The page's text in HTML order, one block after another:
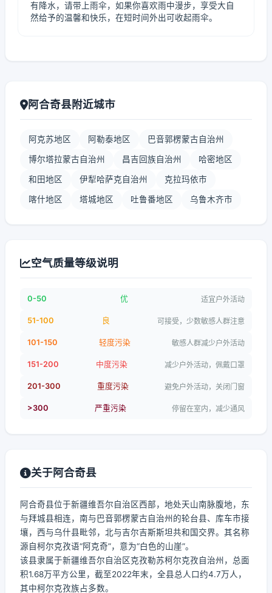
有降水，请带上雨伞，如果你喜欢雨中漫步，享受大自
然给予的温馨和快乐，在短时间外出可收起雨伞。
阿合奇县附近城市
阿克苏地区 阿勒泰地区 巴音郭楞蒙古自治州
博尔塔拉蒙古自治州 昌吉回族自治州 哈密地区
和田地区 伊犁哈萨克自治州 克拉玛依市
喀什地区 塔城地区 吐鲁番地区 乌鲁木齐市
空气质量等级说明
0-50 优 适宜户外活动
51-100 良 可接受，少数敏感人群注意
101-150 轻度污染 敏感人群减少户外活动
151-200 中度污染 减少户外活动，佩戴口罩
201-300 重度污染 避免户外活动，关闭门窗
>300 严重污染 停留在室内，减少通风
关于阿合奇县
阿合奇县位于新疆维吾尔自治区西部，地处天山南脉腹地，东
与拜城县相连，南与巴音郭楞蒙古自治州的轮台县、库车市接
壤，西与乌什县毗邻，北与吉尔吉斯斯坦共和国交界。其名称
源自柯尔克孜语“阿克奇”，意为“白色的山崖”。
该县隶属于新疆维吾尔自治区克孜勒苏柯尔克孜自治州，总面
积1.68万平方公里，截至2022年末，全县总人口约4.7万人，
其中柯尔克孜族占多数。